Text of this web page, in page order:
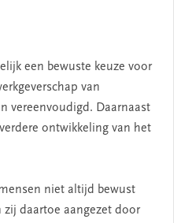
een bewuste keuze voor
van
vereenvoudigd. Daarnaast
ontwikkeling van het
niet altijd bewust
daartoe aangezet door